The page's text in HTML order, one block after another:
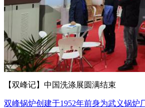
【双峰记】中国洗涤展圆满结束
双峰锅炉创建于1952年前身为武义锅炉